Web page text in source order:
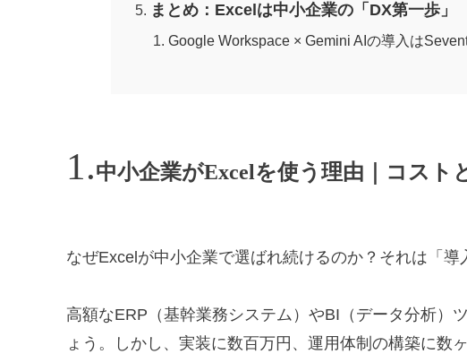
まとめ：Excelは中小企業の「DX第一歩」
Google Workspace × Gemini AIの導入は
中小企業がExcelを使う理由｜コスト
なぜExcelが中小企業で選ばれ続けるのか？それは「導
高額なERP（基幹業務システム）やBI（データ分析）
ょう。しかし、実装に数百万円、運用体制の構築に数